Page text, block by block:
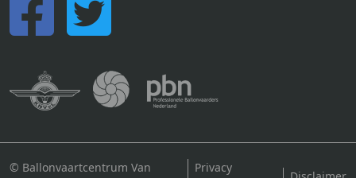
© Ballonvaartcentrum Van
Privacy